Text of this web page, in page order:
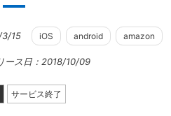
3/15 iOS android amazon
ース日：2018/10/09
サービス終了